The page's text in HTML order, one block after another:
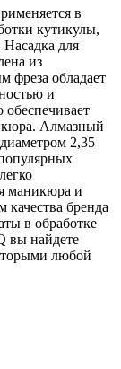
в
кутикулы,
для
из
фреза обладает
и
Алмазный
2,35
маникюра и
качества бренда
в обработке
вы найдете
любой